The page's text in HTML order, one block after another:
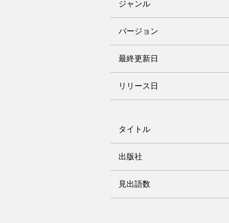
ジャンル
バージョン
最終更新日
リリース日
タイトル
出版社
見出語数